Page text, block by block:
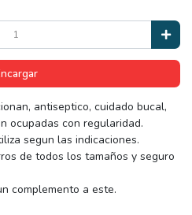
antiseptico, cuidado bucal,
ocupadas con regularidad.
segun las indicaciones.
de todos los tamaños y seguro
complemento a este.